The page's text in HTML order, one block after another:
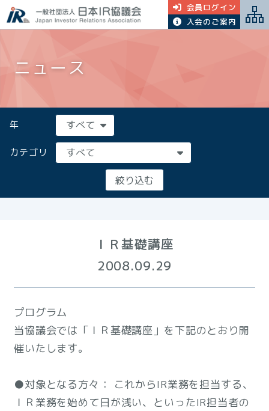
会員ログイン
入会のご案内
ニュース
年
カテゴリ
ＩＲ基礎講座
2008.09.29
プログラム
当協議会では「ＩＲ基礎講座」を下記のとおり開
催いたします。
●対象となる方々： これからIR業務を担当する、
ＩＲ業務を始めて日が浅い、といったIR担当者の